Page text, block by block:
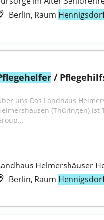
Berlin, Raum Hennigsdorf
/
uns Das Landhaus
(Thüringen) ist
Helmershäuser
Berlin, Raum Hennigsdorf